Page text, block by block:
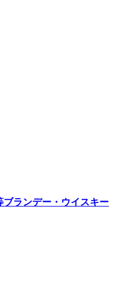
ブランデー・ウイスキー